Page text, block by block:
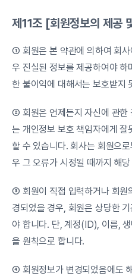
제11조 [회원정보의 제공
① 회원은 본 약관에 의하여 회
우 진실된 정보를 제공하여야
한 불이익에 대해서는 보호받지
② 회원은 언제든지 자신에 관한
는 개인정보 보호 책임자에게
할 수 있습니다. 회사는 회원으
우 그 오류가 시정될 때까지 해
③ 회원이 직접 입력하거나 회원
경되었을 경우, 회원은 상당한
야 합니다. 단, 계정(ID), 이름,
을 원칙으로 합니다.
④ 회원정보가 변경되었음에도